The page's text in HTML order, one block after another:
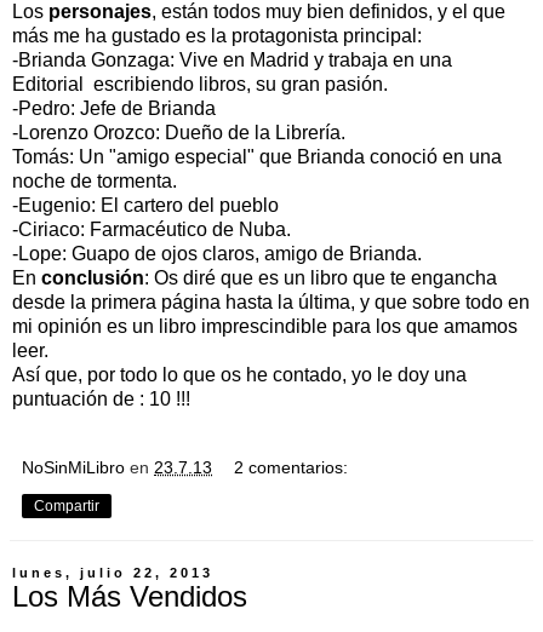
Los personajes, están todos muy bien definidos, y el que
más me ha gustado es la protagonista principal:
-Brianda Gonzaga: Vive en Madrid y trabaja en una
Editorial escribiendo libros, su gran pasión.
-Pedro: Jefe de Brianda
-Lorenzo Orozco: Dueño de la Librería.
Tomás: Un "amigo especial" que Brianda conoció en una
noche de tormenta.
-Eugenio: El cartero del pueblo
-Ciriaco: Farmacéutico de Nuba.
-Lope: Guapo de ojos claros, amigo de Brianda.
En conclusión: Os diré que es un libro que te engancha
desde la primera página hasta la última, y que sobre todo en
mi opinión es un libro imprescindible para los que amamos
leer.
Así que, por todo lo que os he contado, yo le doy una
puntuación de : 10 !!!
NoSinMiLibro en 23.7.13 2 comentarios:
Compartir
lunes, julio 22, 2013
Los Más Vendidos